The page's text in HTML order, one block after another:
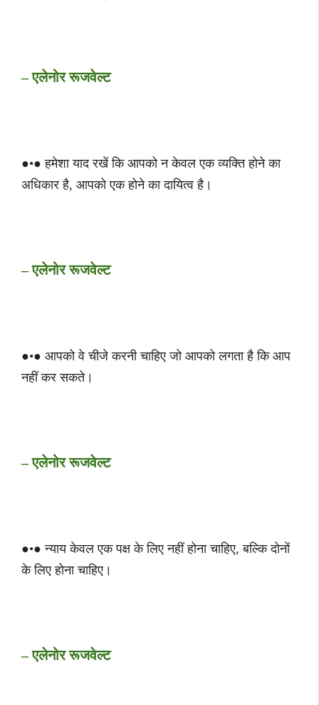
– एलेनोर रूजवेल्ट
●•● हमेशा याद रखें कि आपको न केवल एक व्यक्ति होने का
अधिकार है, आपको एक होने का दायित्व है।
– एलेनोर रूजवेल्ट
●•● आपको वे चीजे करनी चाहिए जो आपको लगता है कि आप
नहीं कर सकते।
– एलेनोर रूजवेल्ट
●•● न्याय केवल एक पक्ष के लिए नहीं होना चाहिए, बल्कि दोनों
के लिए होना चाहिए।
– एलेनोर रूजवेल्ट